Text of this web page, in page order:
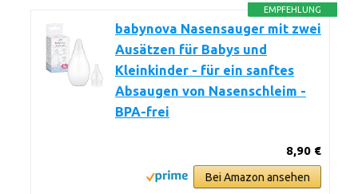
EMPFEHLUNG
babynova Nasensauger mit zwei
Ausätzen für Babys und
Kleinkinder - für ein sanftes
Absaugen von Nasenschleim -
BPA-frei
8,90 €
Bei Amazon ansehen